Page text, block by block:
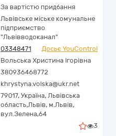
За вартістю придбання
Львівське міське комунальне
підприємство
"Львівводоканал"
03348471
Досьє YouControl
Вольська Христина Ігорівна
380936468772
khrystyna.volska@ukr.net
79017, Україна, Львівська
область,Львів, м.Львів,
вул.Зелена,64
3